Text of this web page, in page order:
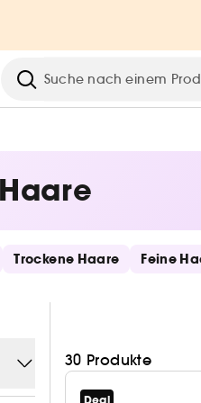
Suche
Trockene Haare Feine
30 Produkte